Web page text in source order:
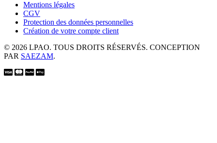
Mentions légales
CGV
Protection des données personnelles
Création de votre compte client
© 2026 LPAO. TOUS DROITS RÉSERVÉS. CONCEPTION
PAR SAEZAM.